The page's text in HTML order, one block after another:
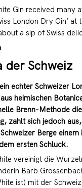
Gin received many
London Dry Gin’ at
a sip of Swiss
der Schweiz
echter Schweizer
heimischen
Brenn-Methode
zahlt sich jedoch
Berge einem
ersten Schluck.
vereinigt die
Barb
ist) mit der